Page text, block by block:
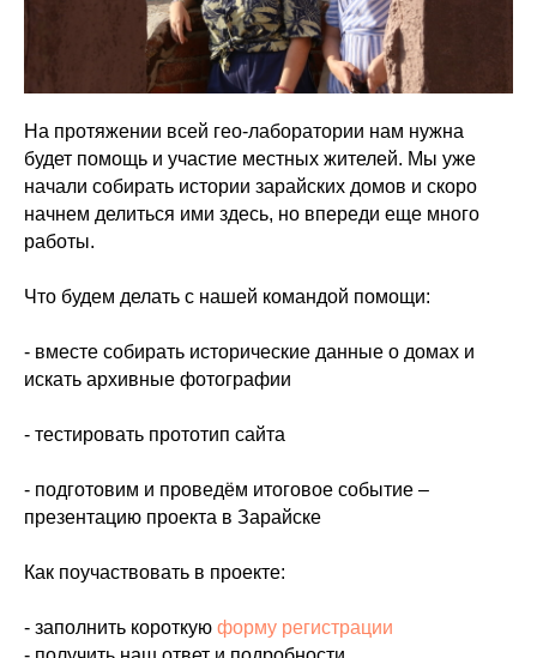
На протяжении всей гео-лаборатории нам нужна
будет помощь и участие местных жителей. Мы уже
начали собирать истории зарайских домов и скоро
начнем делиться ими здесь, но впереди еще много
работы.
Что будем делать с нашей командой помощи:
- вместе собирать исторические данные о домах и
искать архивные фотографии
- тестировать прототип сайта
- подготовим и проведём итоговое событие –
презентацию проекта в Зарайске
Как поучаствовать в проекте:
- заполнить короткую форму регистрации